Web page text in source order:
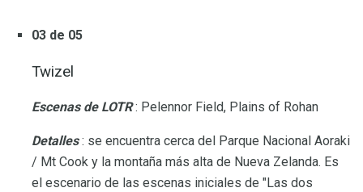
03 de 05
Twizel
Escenas de LOTR: Pelennor Field, Plains of Rohan
Detalles: se encuentra cerca del Parque Nacional Aoraki
/ Mt Cook y la montaña más alta de Nueva Zelanda. Es
el escenario de las escenas iniciales de "Las dos